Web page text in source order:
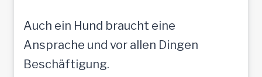
Auch ein Hund braucht eine
Ansprache und vor allen Dingen
Beschäftigung.